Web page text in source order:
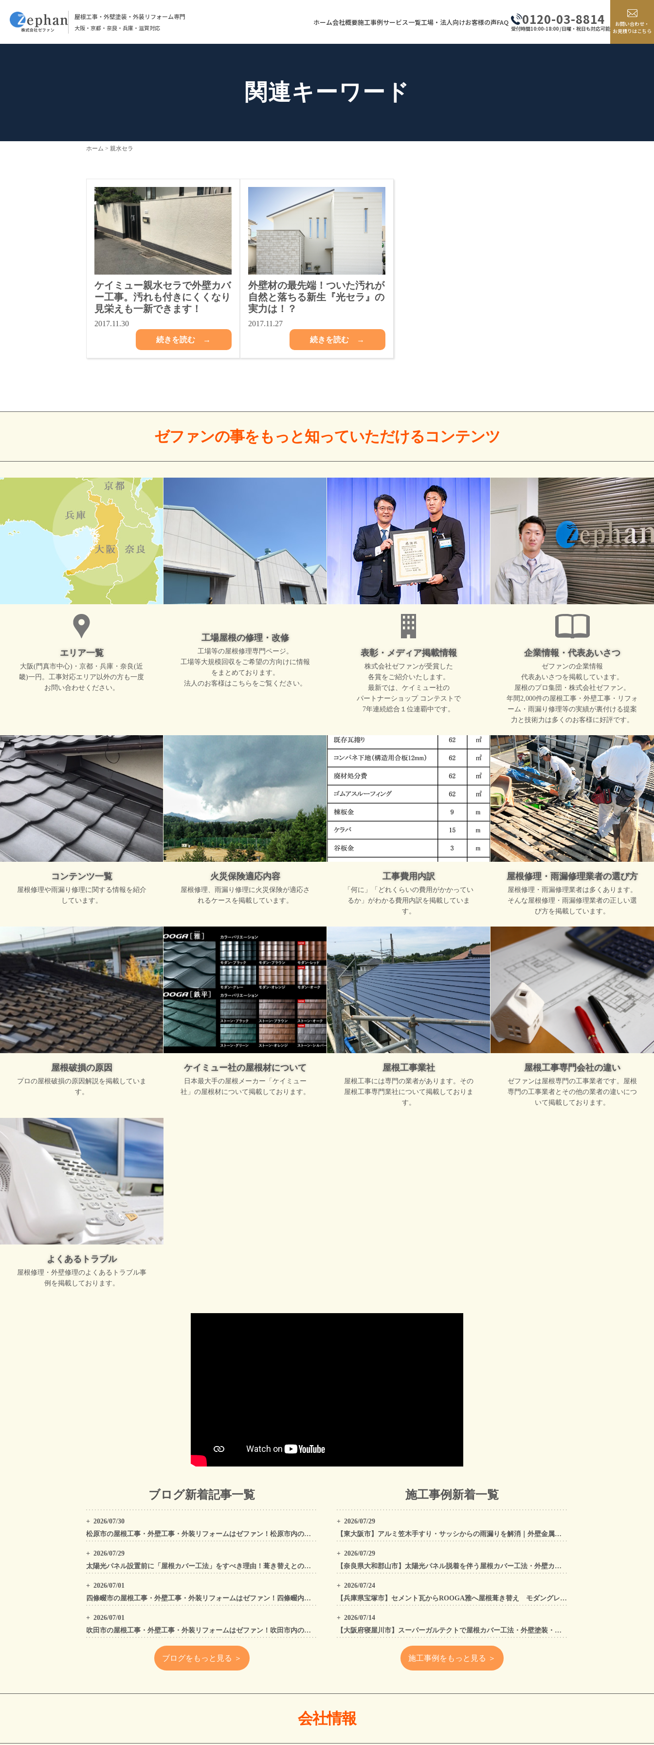
屋根工事・外壁塗装・外装リフォーム専門
大阪・京都・奈良・兵庫・滋賀対応
ホーム会社概要施工事例サービス一覧工場・法人向けお客様の声FAQ 0120-03-8814
受付時間10:00-18:00 /日曜・祝日も対応可能
お問い合わせ・
お見積りはこちら
関連キーワード
ホーム 親水セラ
ケイミュー親水セラで外壁カバ
ー工事。汚れも付きにくくなり
見栄えも一新できます！
2017.11.30
続きを読む →
外壁材の最先端！ついた汚れが
自然と落ちる新生『光セラ』の
実力は！？
2017.11.27
続きを読む →
ゼファンの事をもっと知っていただけるコンテンツ
エリア一覧
大阪(門真市中心)・京都・兵庫・奈良(近
畿)一円。工事対応エリア以外の方も一度
お問い合わせください。
工場屋根の修理・改修
工場等の屋根修理専門ページ。
工場等大規模回収をご希望の方向けに情報
をまとめております。
法人のお客様はこちらをご覧ください。
表彰・メディア掲載情報
株式会社ゼファンが受賞した
各賞をご紹介いたします。
最新では、ケイミュー社の
パートナーショップ コンテストで
7年連続総合１位連覇中です。
企業情報・代表あいさつ
ゼファンの企業情報
代表あいさつを掲載しています。
屋根のプロ集団・株式会社ゼファン。
年間2,000件の屋根工事・外壁工事・リフォ
ーム・雨漏り修理等の実績が裏付ける提案
力と技術力は多くのお客様に好評です。
コンテンツ一覧
屋根修理や雨漏り修理に関する情報を紹介
しています。
火災保険適応内容
屋根修理、雨漏り修理に火災保険が適応さ
れるケースを掲載しています。
工事費用内訳
「何に」「どれくらいの費用がかかってい
るか」がわかる費用内訳を掲載していま
す。
屋根修理・雨漏修理業者の選び方
屋根修理・雨漏修理業者は多くあります。
そんな屋根修理・雨漏修理業者の正しい選
び方を掲載しています。
屋根破損の原因
プロの屋根破損の原因解説を掲載していま
す。
ケイミュー社の屋根材について
日本最大手の屋根メーカー「ケイミュー
社」の屋根材について掲載しております。
屋根工事業社
屋根工事には専門の業者があります。その
屋根工事専門業社について掲載しておりま
す。
屋根工事専門会社の違い
ゼファンは屋根専門の工事業者です。屋根
専門の工事業者とその他の業者の違いにつ
いて掲載しております。
よくあるトラブル
屋根修理・外壁修理のよくあるトラブル事
例を掲載しております。
ブログ新着記事一覧
2026/07/30
松原市の屋根工事・外壁工事・外装リフォームはゼファン！松原市内の工事事例もご紹介
2026/07/29
太陽光パネル設置前に「屋根カバー工法」をすべき理由！葺き替えとの違いや費用・雨漏り対策をプロが解説
2026/07/01
四條畷市の屋根工事・外壁工事・外装リフォームはゼファン！四條畷内の工事事例もご紹介
2026/07/01
吹田市の屋根工事・外壁工事・外装リフォームはゼファン！吹田市内の工事事例もご紹介
ブログをもっと見る ＞
施工事例新着一覧
2026/07/29
【東大阪市】アルミ笠木手すり・サッシからの雨漏りを解消｜外壁金属サイディングカバー工法
2026/07/29
【奈良県大和郡山市】太陽光パネル脱着を伴う屋根カバー工法・外壁カバー工法・外壁塗装工事｜スーパーガルテクト施工事例
2026/07/24
【兵庫県宝塚市】セメント瓦からROOGA雅へ屋根葺き替え モダングレーで軽量化・外壁塗装も同時施工
2026/07/14
【大阪府寝屋川市】スーパーガルテクトで屋根カバー工法・外壁塗装・雨樋工事｜住まいをトータルリフォームした施工事例
施工事例をもっと見る ＞
会社情報